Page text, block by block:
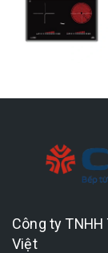
Công ty
Việt